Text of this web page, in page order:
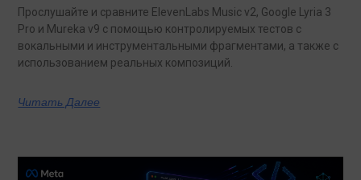
Прослушайте и сравните ElevenLabs Music v2, Google Lyria 3
Pro и Mureka v9 с помощью контролируемых тестов с
вокальными и инструментальными фрагментами, а также с
использованием реальных композиций.
Читать Далее